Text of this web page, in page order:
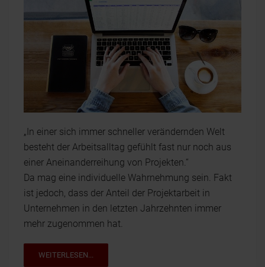
„In einer sich immer schneller verändernden Welt
besteht der Arbeitsalltag gefühlt fast nur noch aus
einer Aneinanderreihung von Projekten.“
Da mag eine individuelle Wahrnehmung sein. Fakt
ist jedoch, dass der Anteil der Projektarbeit in
Unternehmen in den letzten Jahrzehnten immer
mehr zugenommen hat.
WEITERLESEN...